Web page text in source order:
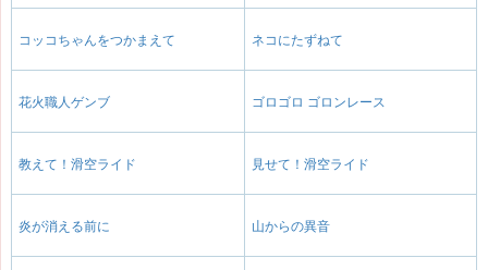
コッコちゃんをつかまえて ネコにたずねて
花火職人ゲンブ ゴロゴロ ゴロンレース
教えて！滑空ライド 見せて！滑空ライド
炎が消える前に 山からの異音